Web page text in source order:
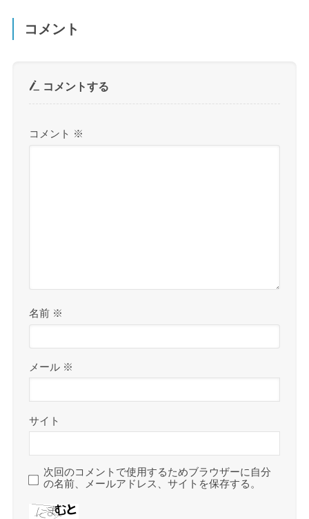
コメント
コメントする
コメント ※
名前 ※
メール ※
サイト
次回のコメントで使用するためブラウザーに自分
の名前、メールアドレス、サイトを保存する。